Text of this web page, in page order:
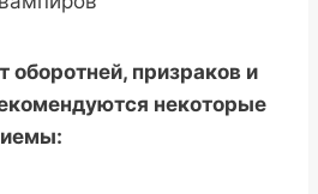
оборотней, призраков и
некоторые